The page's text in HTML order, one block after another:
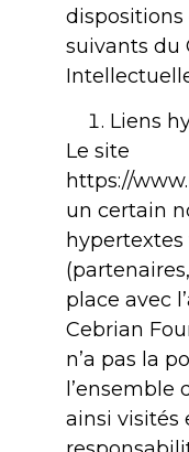
dispositions
suivants du
Liens
Le site
https://
un certain
hypertextes
place avec
Cebrian
n’a pas la
l’ensemble
ainsi visités